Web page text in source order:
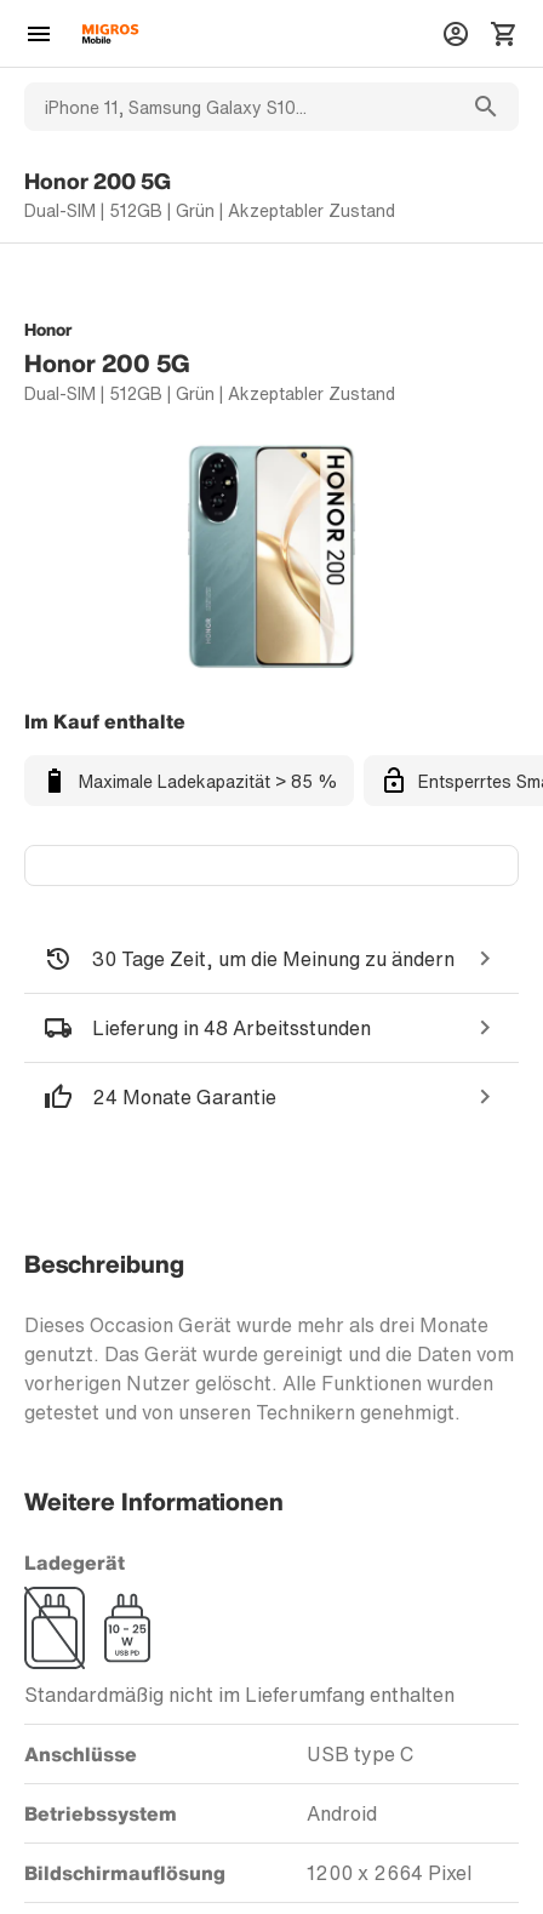
Honor 200 5G
Dual-SIM | 512GB | Grün | Akzeptabler Zustand
Honor
Honor 200 5G
Dual-SIM | 512GB | Grün | Akzeptabler Zustand
Im Kauf enthalte
Maximale Ladekapazität > 85 % Entsperrtes
30 Tage Zeit, um die Meinung zu ändern
Lieferung in 48 Arbeitsstunden
24 Monate Garantie
Beschreibung
Dieses Occasion Gerät wurde mehr als drei Monate
genutzt. Das Gerät wurde gereinigt und die Daten vom
vorherigen Nutzer gelöscht. Alle Funktionen wurden
getestet und von unseren Technikern genehmigt.
Weitere Informationen
Ladegerät
Standardmäßig nicht im Lieferumfang enthalten
Anschlüsse USB type C
Betriebssystem Android
Bildschirmauflösung 1200 x 2664 Pixel